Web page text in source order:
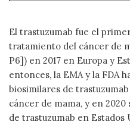
El trastuzumab fue el
tratamiento del cáncer de
P6]) en 2017 en Europa y
entonces, la EMA y la FDA
biosimilares de
cáncer de mama, y en
de trastuzumab en Estados